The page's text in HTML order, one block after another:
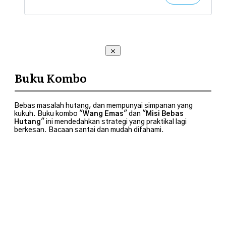
Buku Kombo
Bebas masalah hutang, dan mempunyai simpanan yang
kukuh. Buku kombo "Wang Emas" dan " Misi Bebas
Hutang" ini mendedahkan strategi yang praktikal lagi
berkesan. Bacaan santai dan mudah difahami.